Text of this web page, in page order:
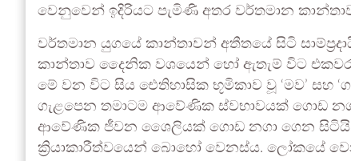
වෙනුවෙන් ඉදිරියට පැමිණි අතර වර්තමාන
වර්තමාන යුගයේ කාන්තාවන් අතීතයේ සිටි
කාන්තාව දෛනික වශයෙන් හෝ ඇතැම් විට
මේ වන විට සිය ඓතිහාසික භූමිකාව වූ ‘මව’ සහ
ගැළපෙන තමාටම ආවේණික ස්වභාවයක් ගොඩ
ආවේණික ජීවන ශෛලියක් ගොඩ නගා ගෙන සිටියි.
ක්‍රියාකාරීත්වයෙන් බොහෝ වෙනස්ය. ලෝකයේ